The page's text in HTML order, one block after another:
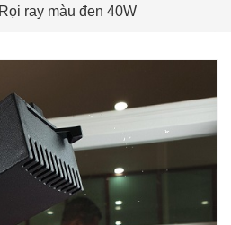
ray màu đen 40W